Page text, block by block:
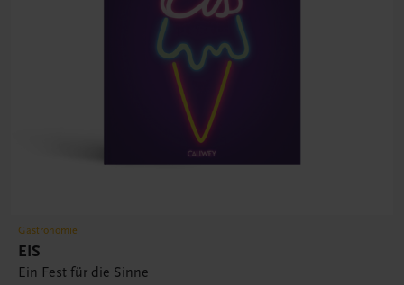
Gastronomie
EIS
Ein Fest für die Sinne